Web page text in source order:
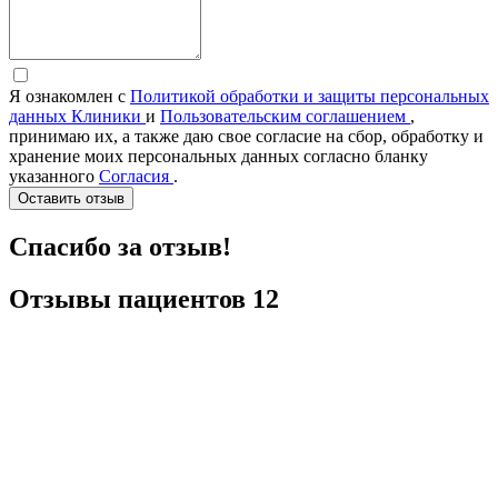
Я ознакомлен с Политикой обработки и защиты персональных
данных Клиники и Пользовательским соглашением ,
принимаю их, а также даю свое согласие на сбор, обработку и
хранение моих персональных данных согласно бланку
указанного Согласия .
Оставить отзыв
Спасибо за отзыв!
Отзывы пациентов 12